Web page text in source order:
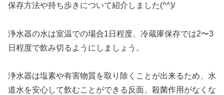
保存方法や持ち歩きについて紹介しました(^^)/
浄水器の水は室温での場合1日程度、冷蔵庫保存では2〜3
日程度で飲み切るようにしましょう。
浄水器は塩素や有害物質を取り除くことが出来るため、水
道水を安心して飲むことができる反面、殺菌作用がなくな